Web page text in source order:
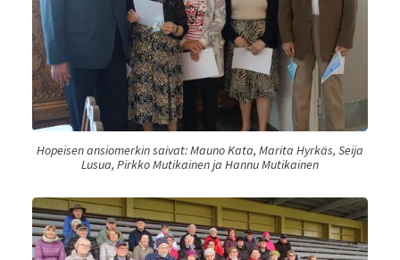
Hopeisen ansiomerkin saivat: Mauno Kata, Marita Hyrkäs, Seija
Lusua, Pirkko Mutikainen ja Hannu Mutikainen